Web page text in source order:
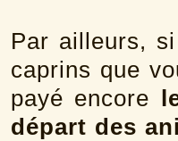
Par ailleurs,
caprins que
payé encore
départ des